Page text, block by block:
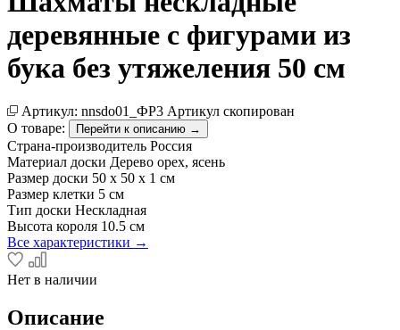
деревянные с фигурами из
бука без утяжеления 50 см
Артикул: nnsdo01_ФР3 Артикул скопирован
О товаре:
Перейти к описанию →
Страна-производитель Россия
Материал доски Дерево орех, ясень
Размер доски 50 х 50 х 1 см
Размер клетки 5 см
Тип доски Нескладная
Высота короля 10.5 см
Все характеристики →
Нет в наличии
Описание